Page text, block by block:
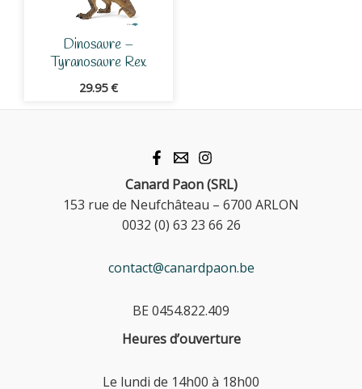
Dinosaure –
Tyranosaure Rex
29.95€
Canard Paon (SRL)
153 rue de Neufchâteau – 6700 ARLON
0032 (0) 63 23 66 26
contact@canardpaon.be
BE 0454.822.409
Heures d’ouverture
Le lundi de 14h00 à 18h00